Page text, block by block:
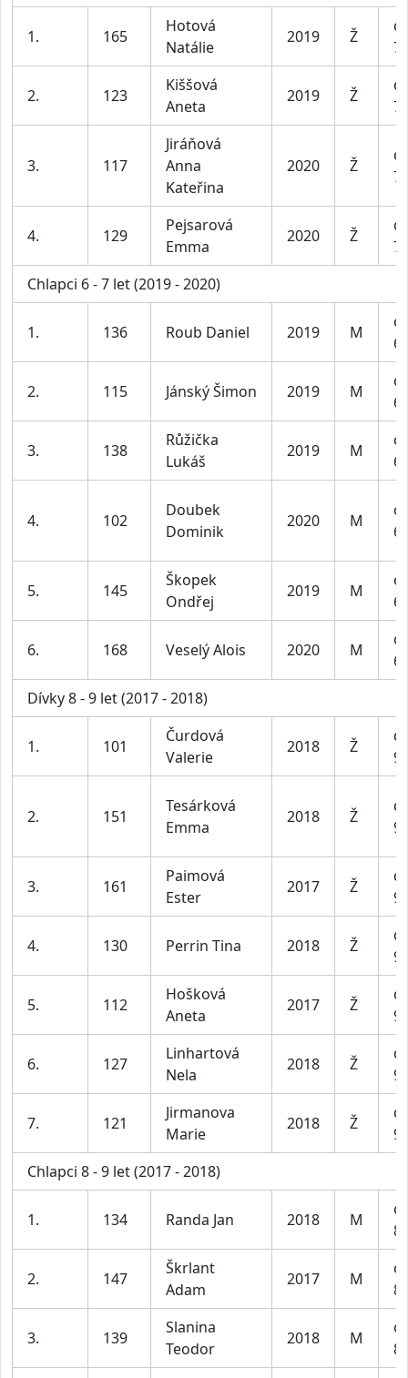
1. 165
Hotová
Natálie
2019 Ž
7
2. 123
Kiššová
Aneta
2019 Ž
7
3. 117
Jiráňová
Anna
Kateřina
2020 Ž
7
4. 129
Pejsarová
Emma
2020 Ž
7
Chlapci 6 - 7 let (2019 - 2020)
1. 136 Roub Daniel 2019 M
2. 115 Jánský Šimon 2019 M
3. 138
Růžička
Lukáš
2019 M
4. 102
Doubek
Dominik
2020 M
5. 145
Škopek
Ondřej
2019 M
6. 168 Veselý Alois 2020 M
Dívky 8 - 9 let (2017 - 2018)
1. 101
Čurdová
Valerie
2018 Ž
9
2. 151
Tesárková
Emma
2018 Ž
9
3. 161
Paimová
Ester
2017 Ž
9
4. 130 Perrin Tina 2018 Ž
9
5. 112
Hošková
Aneta
2017 Ž
9
6. 127
Linhartová
Nela
2018 Ž
9
7. 121
Jirmanova
Marie
2018 Ž
9
Chlapci 8 - 9 let (2017 - 2018)
1. 134 Randa Jan 2018 M
2. 147
Škrlant
Adam
2017 M
3. 139
Slanina
Teodor
2018 M